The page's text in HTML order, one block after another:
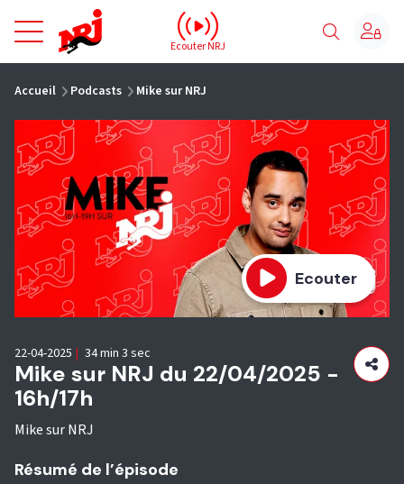
NRJ - Accueil
Ecouter NRJ
Accueil Podcasts Mike sur NRJ
Ecouter
Mike sur NRJ du 22/04/2025 -
16h/17h
Mike sur NRJ
22-04-2025 | 34 min 3 sec
Résumé de l’épisode